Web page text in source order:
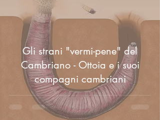
Gli strani "vermi-pene" del
Cambriano - Ottoia e i suoi
compagni cambriani